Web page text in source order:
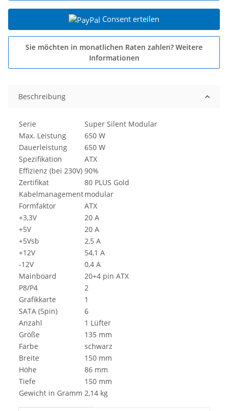
Consent erteilen
Sie möchten in monatlichen Raten zahlen? Weitere
Informationen
Beschreibung
Serie
Super Silent Modular
Max. Leistung
650 W
Dauerleistung
650 W
Spezifikation
ATX
Effizienz (bei 230V) 90%
Zertifikat
80 PLUS Gold
Kabelmanagementmodular
Formfaktor
ATX
+3,3V
20 A
+5V
20 A
+5Vsb
2,5 A
+12V
54,1 A
-12V
0,4 A
Mainboard
20+4 pin ATX
P8/P4
2
Grafikkarte
1
SATA (5pin)
6
Anzahl
1 Lüfter
Größe
135 mm
Farbe
schwarz
Breite
150 mm
Höhe
86 mm
Tiefe
150 mm
Gewicht in Gramm 2,14 kg